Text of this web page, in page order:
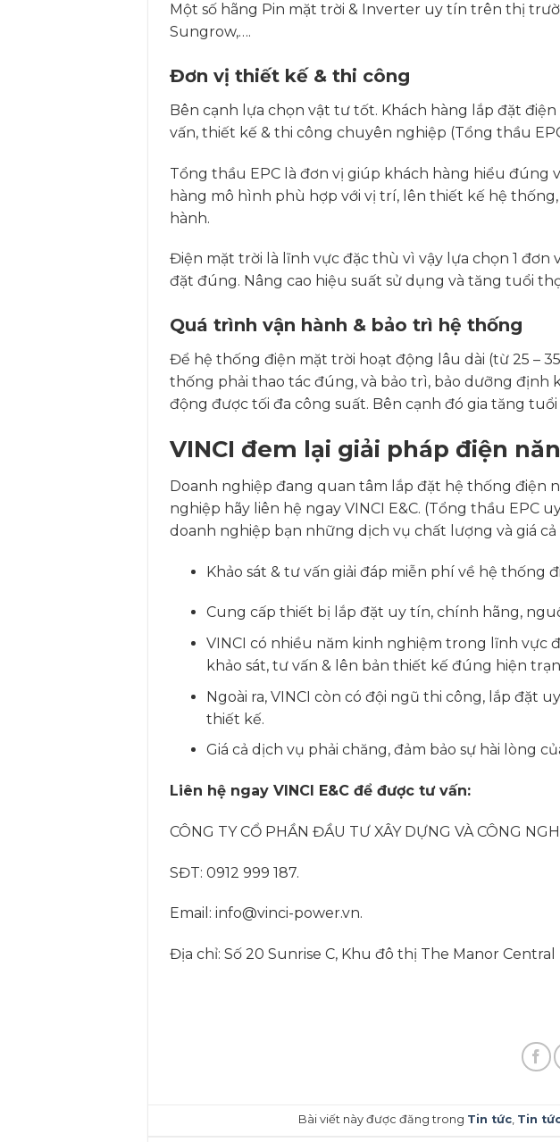
Một số hãng Pin mặt trời & Inverter uy tín trên thị
Sungrow,….
Đơn vị thiết kế & thi công
Bên cạnh lựa chọn vật tư tốt. Khách hàng lắp đặt
vấn, thiết kế & thi công chuyên nghiệp (Tổng thầu
Tổng thầu EPC là đơn vị giúp khách hàng hiểu đúng
hàng mô hình phù hợp với vị trí, lên thiết kế hệ
hành.
Điện mặt trời là lĩnh vực đặc thù vì vậy lựa chọn 1
đặt đúng. Nâng cao hiệu suất sử dụng và tăng tuổi
Quá trình vận hành & bảo trì hệ thống
Để hệ thống điện mặt trời hoạt động lâu dài (từ 25 –
thống phải thao tác đúng, và bảo trì, bảo dưỡng
động được tối đa công suất. Bên cạnh đó gia tăng
VINCI đem lại giải pháp điện
Doanh nghiệp đang quan tâm lắp đặt hệ thống điện
nghiệp hãy liên hệ ngay VINCI E&C. (Tổng thầu EPC
doanh nghiệp bạn những dịch vụ chất lượng và giá
Khảo sát & tư vấn giải đáp miễn phí về hệ thống
Cung cấp thiết bị lắp đặt uy tín, chính hãng,
VINCI có nhiều năm kinh nghiệm trong lĩnh vực
khảo sát, tư vấn & lên bản thiết kế đúng hiện
Ngoài ra, VINCI còn có đội ngũ thi công, lắp đặt
thiết kế.
Giá cả dịch vụ phải chăng, đảm bảo sự hài lòng
Liên hệ ngay VINCI E&C để được tư vấn:
CÔNG TY CỔ PHẦN ĐẦU TƯ XÂY DỰNG VÀ CÔNG
SĐT: 0912 999 187.
Email: info@vinci-power.vn.
Địa chỉ: Số 20 Sunrise C, Khu đô thị The Manor
Bài viết này được đăng trong Tin tức, Tin